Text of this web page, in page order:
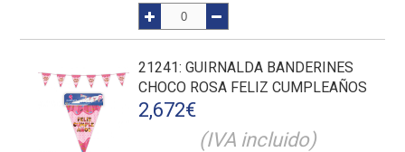
21241: GUIRNALDA BANDERINES
CHOCO ROSA FELIZ CUMPLEAÑOS
2,672€
(IVA incluido)